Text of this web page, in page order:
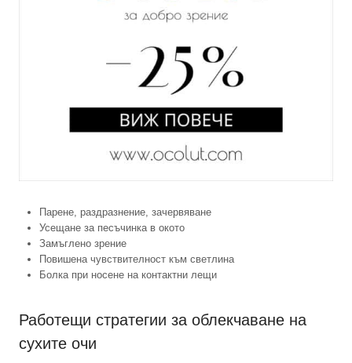
Парене, раздразнение, зачервяване
Усещане за песъчинка в окото
Замъглено зрение
Повишена чувствителност към светлина
Болка при носене на контактни лещи
Работещи стратегии за облекчаване на
сухите очи